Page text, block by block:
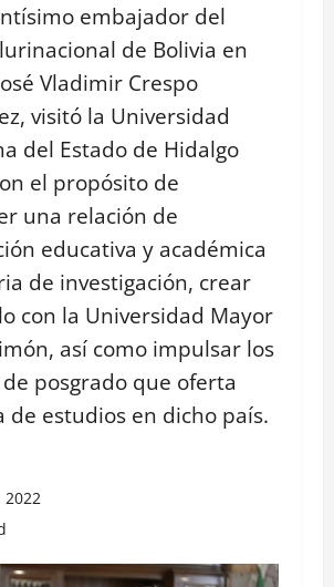
embajador del
de Bolivia en
Vladimir Crespo
visitó la Universidad
del Estado de Hidalgo
el propósito de
una relación de
educativa y académica
de investigación, crear
con la Universidad Mayor
así como impulsar los
posgrado que oferta
de estudios en dicho país.
2022